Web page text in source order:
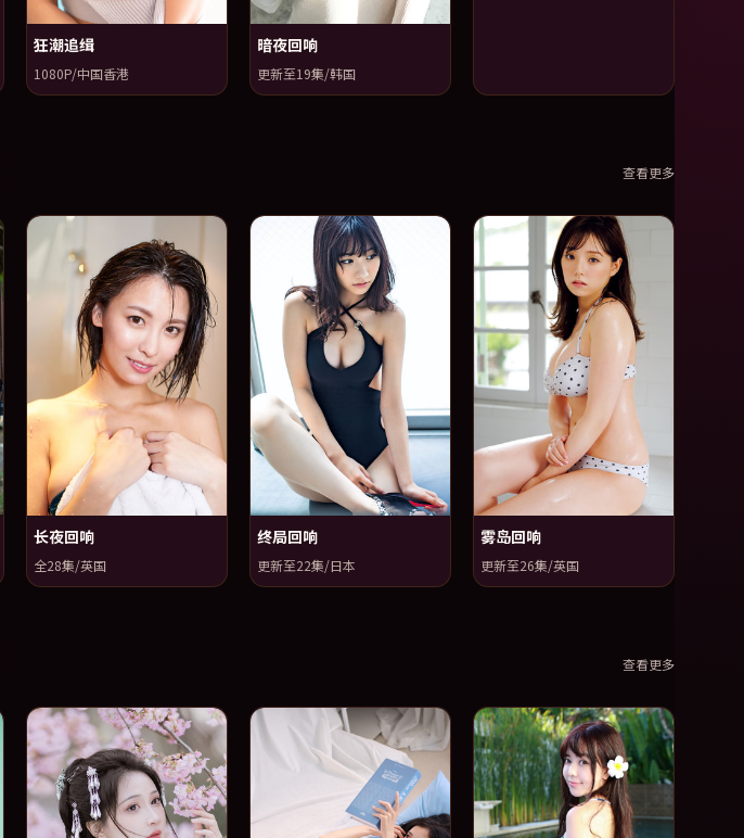
狂潮追缉
1080P/中国香港
暗夜回响
更新至19集/韩国
查看更多
长夜回响
全28集/英国
终局回响
更新至22集/日本
雾岛回响
更新至26集/英国
查看更多